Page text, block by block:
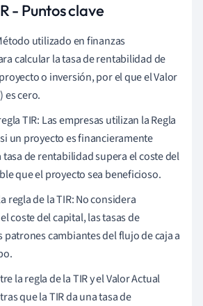
- Puntos clave
utilizado en finanzas
calcular la tasa de rentabilidad de
o inversión, por el que el Valor
es cero.
TIR: Las empresas utilizan la Regla
un proyecto es financieramente
tasa de rentabilidad supera el coste del
que el proyecto sea beneficioso.
regla de la TIR: No considera
coste del capital, las tasas de
cambiantes del flujo de caja a
la regla de la TIR y el Valor Actual
que la TIR da una tasa de